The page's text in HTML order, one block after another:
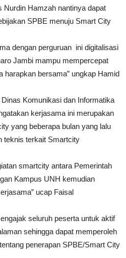
Nurdin Hamzah nantinya dapat
SPBE menuju Smart City
dengan perguruan ini digitalisasi
Jambi mampu mempercepat
harapkan bersama” ungkap Hamid
Komunikasi dan Informatika
kerjasama ini merupakan
yang beberapa bulan yang lalu
teknis terkait Smartcity
smartcity antara Pemerintah
Kampus UNH kemudian
ucap Faisal
seluruh peserta untuk aktif
sehingga dapat memperoleh
penerapan SPBE/Smart City